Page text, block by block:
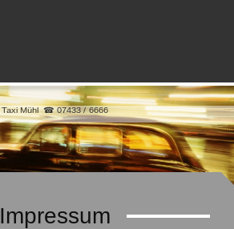
Taxi Mühl ☎ 07433 / 6666
Impressum